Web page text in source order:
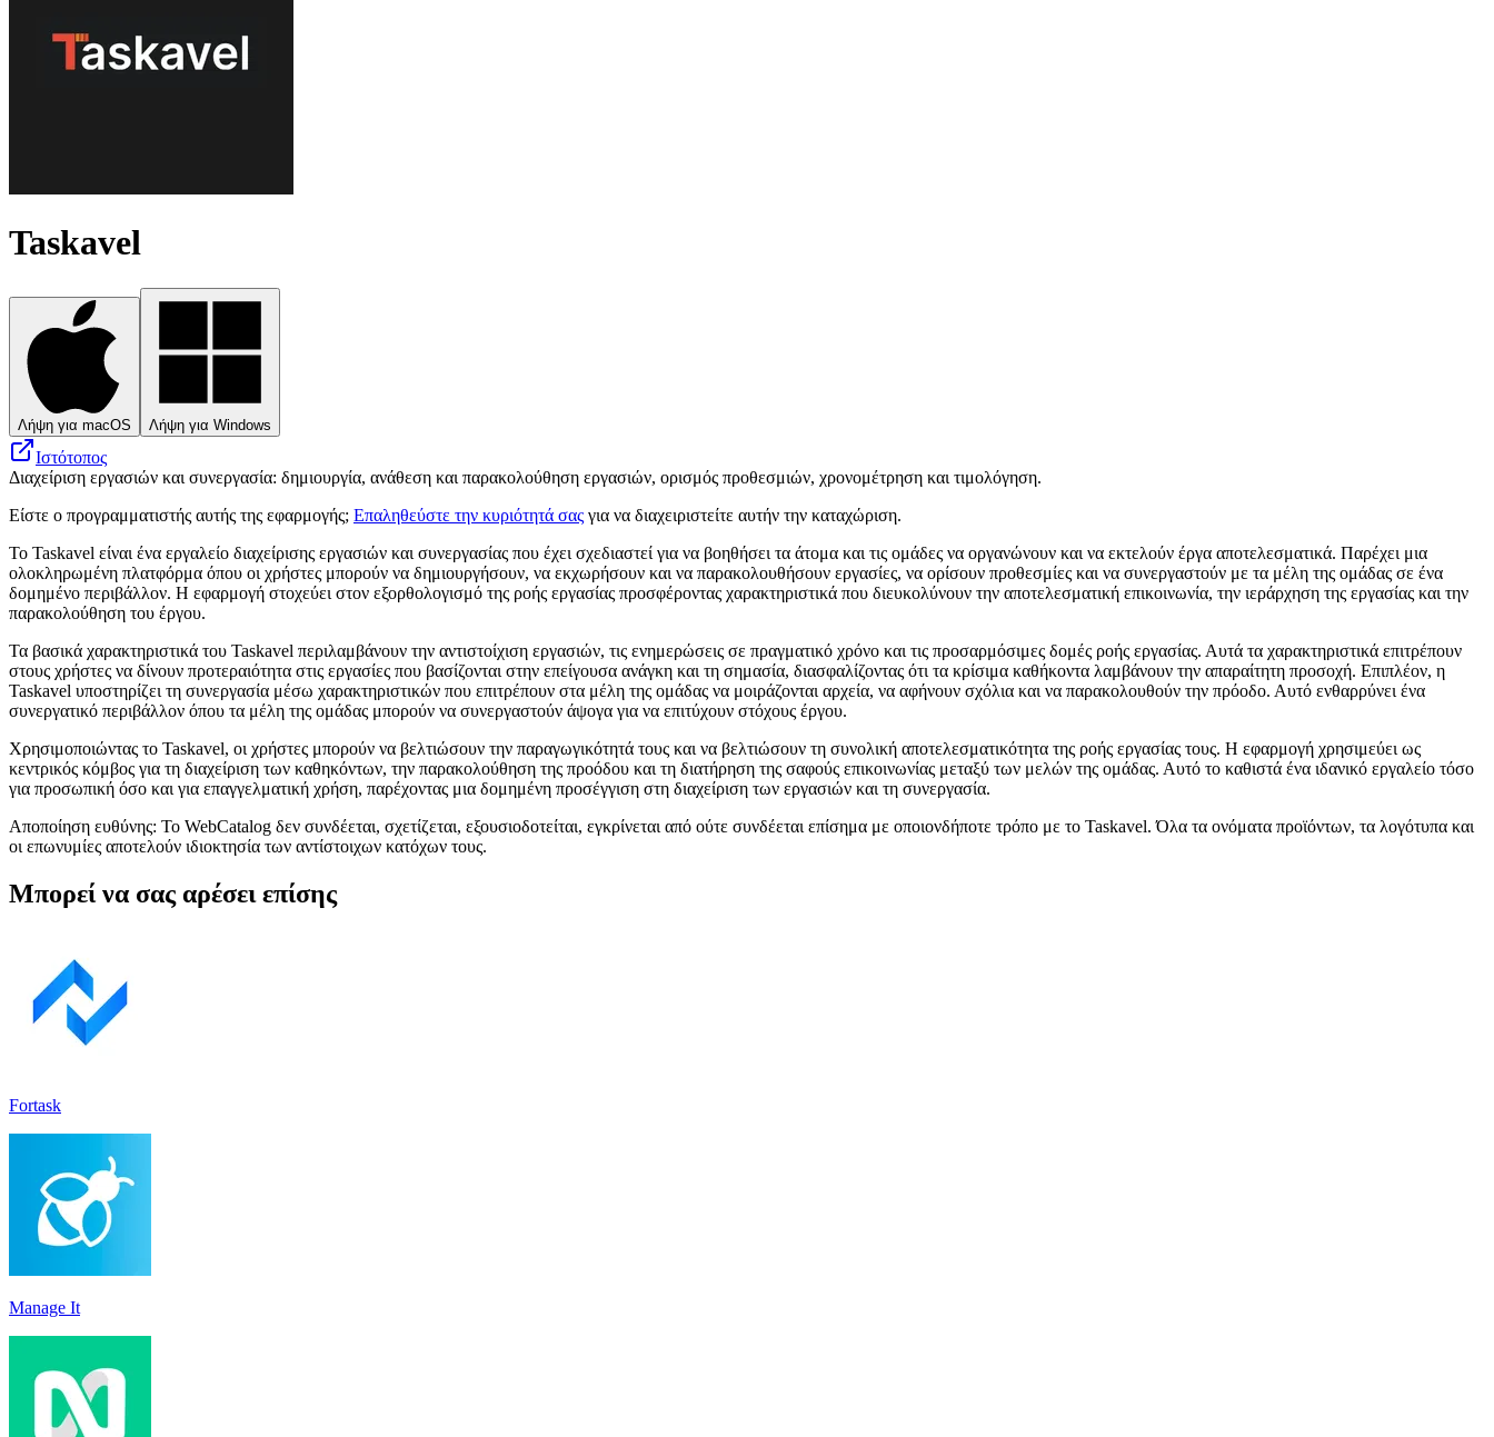
Taskavel
Λήψη για macOS Λήψη για Windows
Ιστότοπος
Διαχείριση εργασιών και συνεργασία: δημιουργία, ανάθεση και παρακολούθηση εργασιών, ορισμός προθεσμιών, χρονομέτρηση και τιμολόγηση.
Είστε ο προγραμματιστής αυτής της εφαρμογής; Επαληθεύστε την κυριότητά σας για να διαχειριστείτε αυτήν την καταχώριση.
Το Taskavel είναι ένα εργαλείο διαχείρισης εργασιών και συνεργασίας που έχει σχεδιαστεί για να βοηθήσει τα άτομα και τις ομάδες να οργανώνουν και να εκτελούν έργα αποτελεσματικά. Παρέχει μια
ολοκληρωμένη πλατφόρμα όπου οι χρήστες μπορούν να δημιουργήσουν, να εκχωρήσουν και να παρακολουθήσουν εργασίες, να ορίσουν προθεσμίες και να συνεργαστούν με τα μέλη της ομάδας σε ένα
δομημένο περιβάλλον. Η εφαρμογή στοχεύει στον εξορθολογισμό της ροής εργασίας προσφέροντας χαρακτηριστικά που διευκολύνουν την αποτελεσματική επικοινωνία, την ιεράρχηση της εργασίας και την
παρακολούθηση του έργου.
Τα βασικά χαρακτηριστικά του Taskavel περιλαμβάνουν την αντιστοίχιση εργασιών, τις ενημερώσεις σε πραγματικό χρόνο και τις προσαρμόσιμες δομές ροής εργασίας. Αυτά τα χαρακτηριστικά επιτρέπουν
στους χρήστες να δίνουν προτεραιότητα στις εργασίες που βασίζονται στην επείγουσα ανάγκη και τη σημασία, διασφαλίζοντας ότι τα κρίσιμα καθήκοντα λαμβάνουν την απαραίτητη προσοχή. Επιπλέον, η
Taskavel υποστηρίζει τη συνεργασία μέσω χαρακτηριστικών που επιτρέπουν στα μέλη της ομάδας να μοιράζονται αρχεία, να αφήνουν σχόλια και να παρακολουθούν την πρόοδο. Αυτό ενθαρρύνει ένα
συνεργατικό περιβάλλον όπου τα μέλη της ομάδας μπορούν να συνεργαστούν άψογα για να επιτύχουν στόχους έργου.
Χρησιμοποιώντας το Taskavel, οι χρήστες μπορούν να βελτιώσουν την παραγωγικότητά τους και να βελτιώσουν τη συνολική αποτελεσματικότητα της ροής εργασίας τους. Η εφαρμογή χρησιμεύει ως
κεντρικός κόμβος για τη διαχείριση των καθηκόντων, την παρακολούθηση της προόδου και τη διατήρηση της σαφούς επικοινωνίας μεταξύ των μελών της ομάδας. Αυτό το καθιστά ένα ιδανικό εργαλείο τόσο
για προσωπική όσο και για επαγγελματική χρήση, παρέχοντας μια δομημένη προσέγγιση στη διαχείριση των εργασιών και τη συνεργασία.
Αποποίηση ευθύνης: Το WebCatalog δεν συνδέεται, σχετίζεται, εξουσιοδοτείται, εγκρίνεται από ούτε συνδέεται επίσημα με οποιονδήποτε τρόπο με το Taskavel. Όλα τα ονόματα προϊόντων, τα λογότυπα και
οι επωνυμίες αποτελούν ιδιοκτησία των αντίστοιχων κατόχων τους.
Μπορεί να σας αρέσει επίσης
Fortask
Manage It